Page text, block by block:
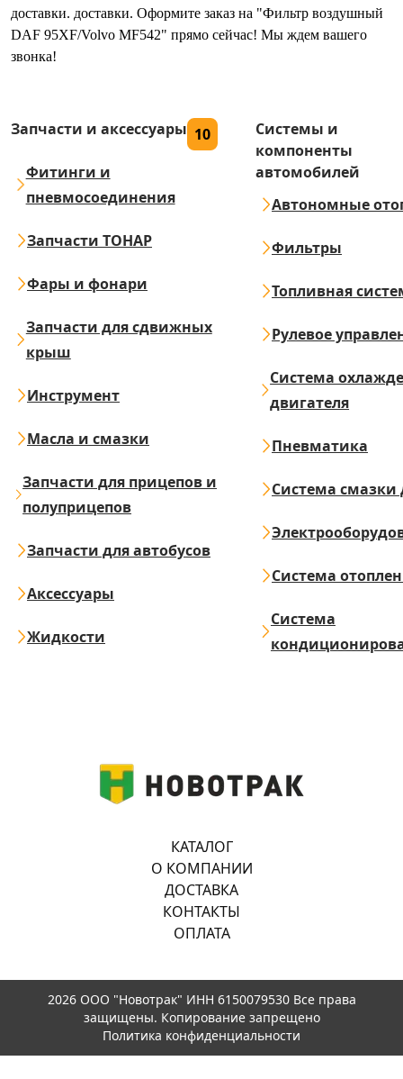
доставки. доставки. Оформите заказ на "Фильтр воздушный
DAF 95XF/Volvo MF542" прямо сейчас! Мы ждем вашего
звонка!
Запчасти и аксессуары 10
Фитинги и
пневмосоединения
Запчасти ТОНАР
Фары и фонари
Запчасти для сдвижных
крыш
Инструмент
Масла и смазки
Запчасти для прицепов и
полуприцепов
Запчасти для автобусов
Аксессуары
Жидкости
Системы и
компоненты
автомобилей
Автономные
Фильтры
Топливная
Рулевое
Система
двигателя
Пневматика
Система смазки
Система
Система
КАТАЛОГ
О КОМПАНИИ
ДОСТАВКА
КОНТАКТЫ
ОПЛАТА
2026 ООО "Новотрак" ИНН 6150079530 Все права
защищены. Копирование запрещено
Политика конфиденциальности